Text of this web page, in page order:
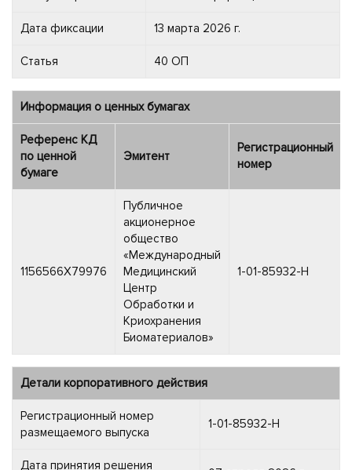
Дата фиксации 13 марта 2026 г.
Статья 40 ОП
Информация о ценных бумагах
Референс КД
по ценной
бумаге
Эмитент
Регистрационный
номер
1156566X79976
Публичное
акционерное
общество
«Международный
Медицинский
Центр
Обработки и
Криохранения
Биоматериалов»
1-01-85932-H
Детали корпоративного действия
Регистрационный номер
размещаемого выпуска
1-01-85932-H
Дата принятия решения